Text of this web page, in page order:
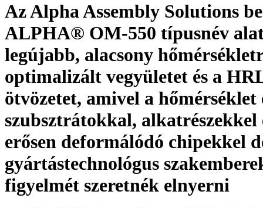
Az Alpha Assembly Solutions
ALPHA® OM-550 típusnév
legújabb, alacsony
optimalizált vegyületet és a
ötvözetet, amivel a hőmérséklet
szubsztrátokkal, alkatrészekkel
erősen deformálódó chipekkel
gyártástechnológus
figyelmét szeretnék elnyerni